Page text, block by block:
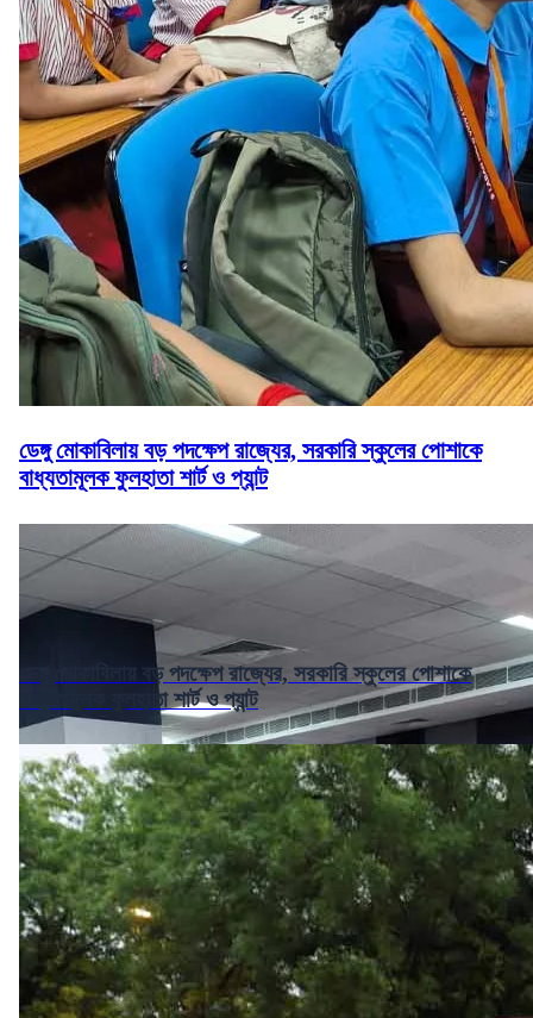
ডেঙ্গু মোকাবিলায় বড় পদক্ষেপ রাজ্যের, সরকারি স্কুলের পোশাকে
বাধ্যতামূলক ফুলহাতা শার্ট ও প্যান্ট
ডেঙ্গু মোকাবিলায় বড় পদক্ষেপ রাজ্যের, সরকারি স্কুলের পোশাকে
বাধ্যতামূলক ফুলহাতা শার্ট ও প্যান্ট